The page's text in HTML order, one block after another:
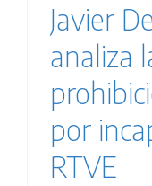
Javier
analiza
por
RTVE